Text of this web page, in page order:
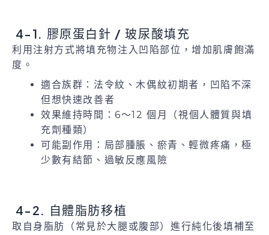
4-1. 膠原蛋白針 / 玻尿酸填充
利用注射方式將填充物注入凹陷部位，增加肌膚飽滿
度。
適合族群：法令紋、木偶紋初期者，凹陷不深
但想快速改善者
效果維持時間：6～12 個月（視個人體質與填
充劑種類）
可能副作用：局部腫脹、瘀青、輕微疼痛，極
少數有結節、過敏反應風險
4-2. 自體脂肪移植
取自身脂肪（常見於大腿或腹部）進行純化後填補至